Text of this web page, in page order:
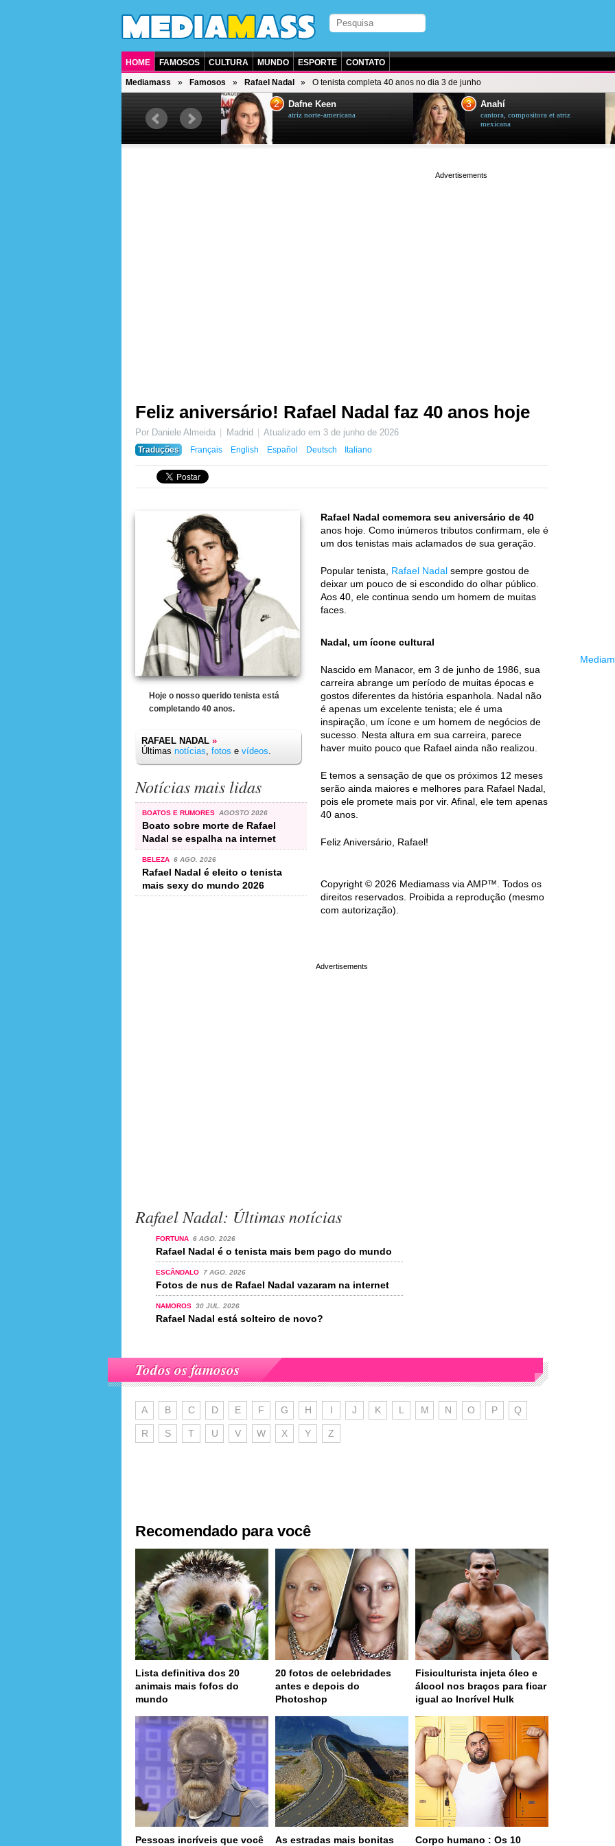
HOME FAMOSOS CULTURA MUNDO ESPORTE CONTATO
Mediamass Famosos Rafael Nadal O tenista completa 40 anos no dia 3 de junho
2 Dafne Keen
atriz norte-americana
3 Anahí
cantora, compositora et atriz
mexicana
Feliz aniversário! Rafael Nadal faz 40 anos hoje
Por Daniele Almeida Madrid Atualizado em 3 de junho de 2026
Traduções
Français English Español Deutsch Italiano
Hoje o nosso querido tenista está
completando 40 anos.
RAFAEL NADAL »
Últimas notícias, fotos e vídeos.
Notícias mais lidas
BOATOS E RUMORES AGOSTO 2026
Boato sobre morte de Rafael
Nadal se espalha na internet
BELEZA 6 AGO. 2026
Rafael Nadal é eleito o tenista
mais sexy do mundo 2026
Rafael Nadal comemora seu aniversário de 40
anos hoje. Como inúmeros tributos confirmam, ele é
um dos tenistas mais aclamados de sua geração.
Popular tenista, Rafael Nadal sempre gostou de
deixar um pouco de si escondido do olhar público.
Aos 40, ele continua sendo um homem de muitas
faces.
Nadal, um ícone cultural
Nascido em Manacor, em 3 de junho de 1986, sua
carreira abrange um período de muitas épocas e
gostos diferentes da história espanhola. Nadal não
é apenas um excelente tenista; ele é uma
inspiração, um ícone e um homem de negócios de
sucesso. Nesta altura em sua carreira, parece
haver muito pouco que Rafael ainda não realizou.
E temos a sensação de que os próximos 12 meses
serão ainda maiores e melhores para Rafael Nadal,
pois ele promete mais por vir. Afinal, ele tem apenas
40 anos.
Feliz Aniversário, Rafael!
Copyright © 2026 Mediamass via AMP™. Todos os
direitos reservados. Proibida a reprodução (mesmo
com autorização).
Rafael Nadal: Últimas notícias
FORTUNA 6 AGO. 2026
Rafael Nadal é o tenista mais bem pago do mundo
ESCÂNDALO 7 AGO. 2026
Fotos de nus de Rafael Nadal vazaram na internet
NAMOROS 30 JUL. 2026
Rafael Nadal está solteiro de novo?
Todos os famosos
A B C D E F G H I J K L M N O P Q
R S T U V W X Y Z
Recomendado para você
Lista definitiva dos 20
animais mais fofos do
mundo
20 fotos de celebridades
antes e depois do
Photoshop
Fisiculturista injeta óleo e
álcool nos braços para ficar
igual ao Incrível Hulk
Pessoas incríveis que você As estradas mais bonitas Corpo humano : Os 10